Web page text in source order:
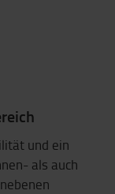
und ein
als auch